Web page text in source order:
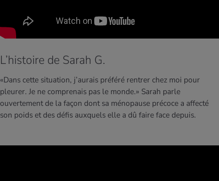
L’histoire de Sarah G.
«Dans cette situation, j’aurais préféré rentrer chez moi pour
pleurer. Je ne comprenais pas le monde.» Sarah parle
ouvertement de la façon dont sa ménopause précoce a affecté
son poids et des défis auxquels elle a dû faire face depuis.